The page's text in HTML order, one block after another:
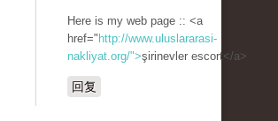
Here is my web page :: <a
href=" http://www.uluslararasi-
nakliyat.org/">şirinevler escort</a>
回复